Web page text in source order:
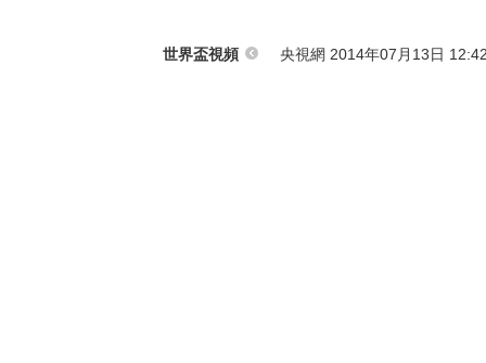
世界盃視頻 央視網 2014年07月13日